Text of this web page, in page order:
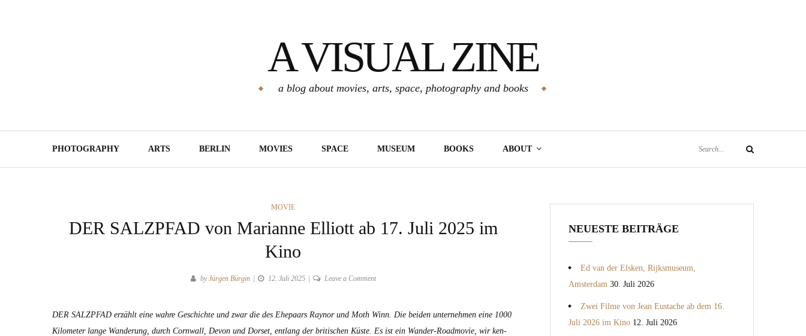
A VISUAL ZINE
a blog about movies, arts, space, photography and books
PHOTOGRAPHY ARTS BERLIN MOVIES SPACE MUSEUM BOOKS ABOUT Search
CATEGORIES
MOVIE
DER SALZPFAD von Marianne Elliott ab 17. Juli 2025 im
Kino
byJürgen Bürgin 12. Juli 2025 Leave a Commenton
von
Marianne
DER SALZPFAD erzählt eine wahre Geschichte und zwar die des Ehep­aars Raynor und Moth Winn. Die bei­den unternehmen eine 1000
Kilo­me­ter lange Wan­derung, durch Corn­wall, Devon und Dorset, ent­lang der britis­chen Küste. Es ist ein Wan­der-Road­movie, wir ken­
NEUESTE BEITRÄGE
Ed van der Elsken, Rijksmuseum,
Amsterdam 30. Juli 2026
Zwei Filme von Jean Eustache ab dem 16.
Juli 2026 im Kino 12. Juli 2026